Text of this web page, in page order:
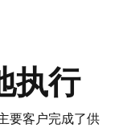
执行
要客户完成了供